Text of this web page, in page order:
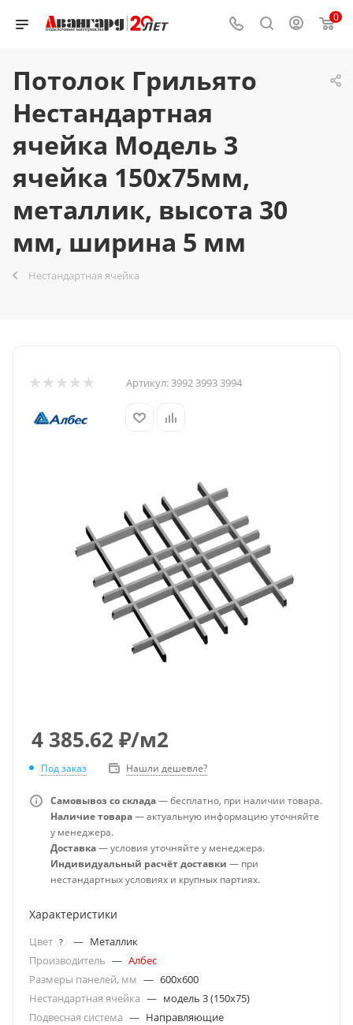
0
Потолок Грильято
Нестандартная
ячейка Модель 3
ячейка 150х75мм,
металлик, высота 30
мм, ширина 5 мм
Нестандартная ячейка
Артикул:3992 3993 3994
4 385.62 ₽/м2
Под заказ Нашли дешевле?
Самовывоз со склада— бесплатно, при наличии товара.
Наличие товара— актуальную информацию уточняйте
у менеджера.
Доставка— условия уточняйте у менеджера.
Индивидуальный расчёт доставки — при
нестандартных условиях и крупных партиях.
Характеристики
Цвет ? — Металлик
Производитель — Албес
Размеры панелей, мм — 600x600
Нестандартная ячейка — модель 3 (150х75)
Подвесная система — Направляющие